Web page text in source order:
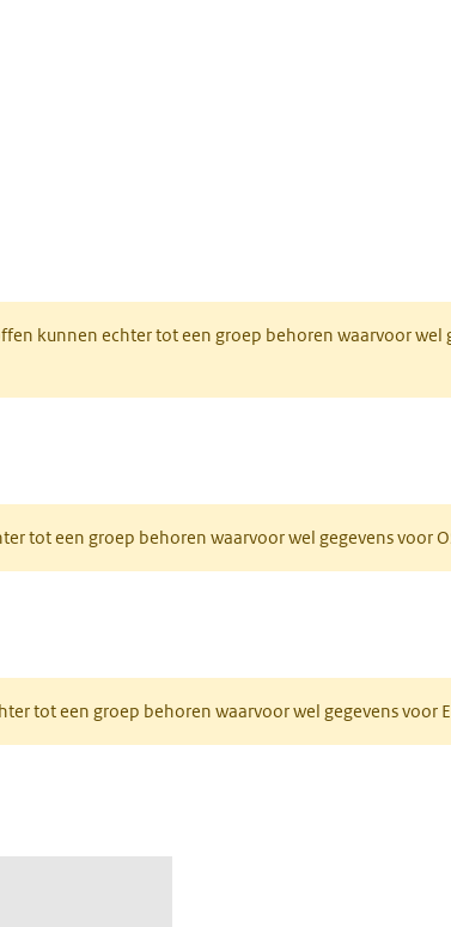
kunnen echter tot een groep behoren waarvoor wel
tot een groep behoren waarvoor wel gegevens voor
tot een groep behoren waarvoor wel gegevens voor